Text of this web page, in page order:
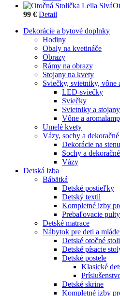
99 € Detail
Dekorácie a bytové doplnky
Hodiny
Obaly na kvetináče
Obrazy
Rámy na obrazy
Stojany na kvety
Sviečky, svietniky, vône
LED-sviečky
Sviečky
Svietniky a
Vône a
Umelé kvety
Vázy, sochy a
Dekorácie na stenu
Sochy a
Vázy
Detská izba
Bábätká
Detské postieľky
Detský textil
Kompletné izby
Prebaľovacie pulty
Detské matrace
Nábytok pre deti a
Detské otočné
Detské písacie
Detské postele
Klasické
Detské skrine
Kompletné izby